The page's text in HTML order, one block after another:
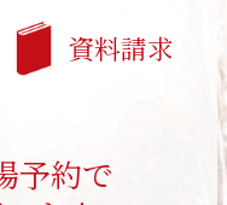
資料請求
予約で